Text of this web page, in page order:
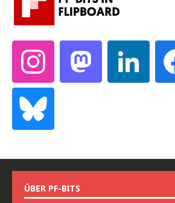
ÜBER PF-BITS